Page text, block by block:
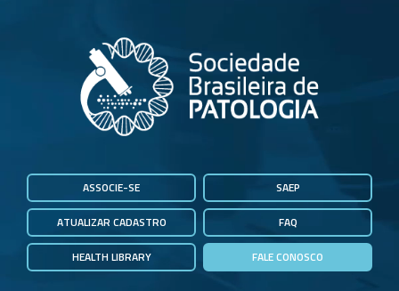
ASSOCIE-SE
ATUALIZAR CADASTRO
HEALTH LIBRARY
SAEP
FAQ
FALE CONOSCO